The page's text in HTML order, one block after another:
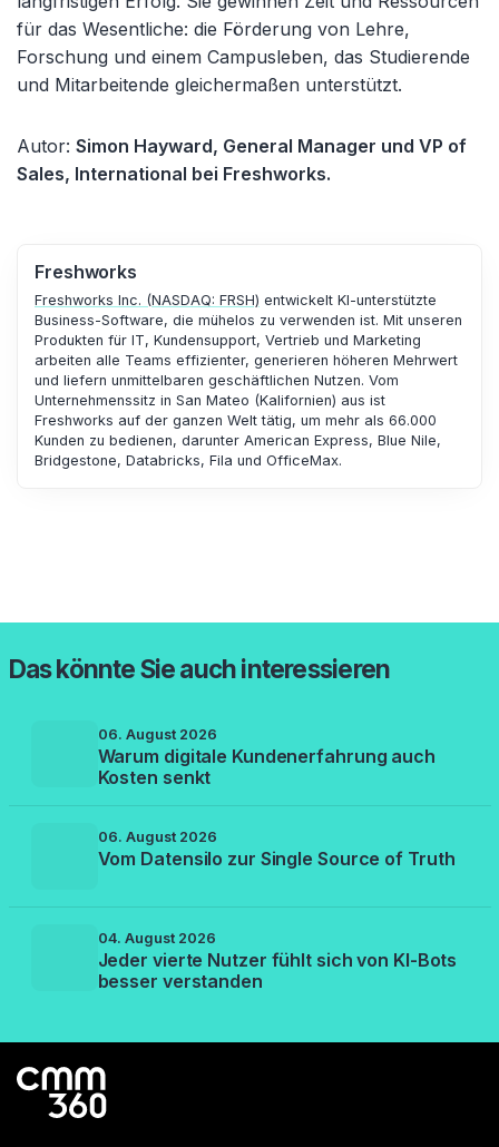
für das Wesentliche: die Förderung von Lehre,
Forschung und einem Campusleben, das Studierende
und Mitarbeitende gleichermaßen unterstützt.
Autor: Simon Hayward, General Manager und VP of
Sales, International bei Freshworks.
Freshworks
Freshworks Inc. (NASDAQ: FRSH) entwickelt KI-unterstützte
Business-Software, die mühelos zu verwenden ist. Mit unseren
Produkten für IT, Kundensupport, Vertrieb und Marketing
arbeiten alle Teams effizienter, generieren höheren Mehrwert
und liefern unmittelbaren geschäftlichen Nutzen. Vom
Unternehmenssitz in San Mateo (Kalifornien) aus ist
Freshworks auf der ganzen Welt tätig, um mehr als 66.000
Kunden zu bedienen, darunter American Express, Blue Nile,
Bridgestone, Databricks, Fila und OfficeMax.
Das könnte Sie auch interessieren
06. August 2026
Warum digitale Kundenerfahrung auch
Kosten senkt
06. August 2026
Vom Datensilo zur Single Source of Truth
04. August 2026
Jeder vierte Nutzer fühlt sich von KI-Bots
besser verstanden